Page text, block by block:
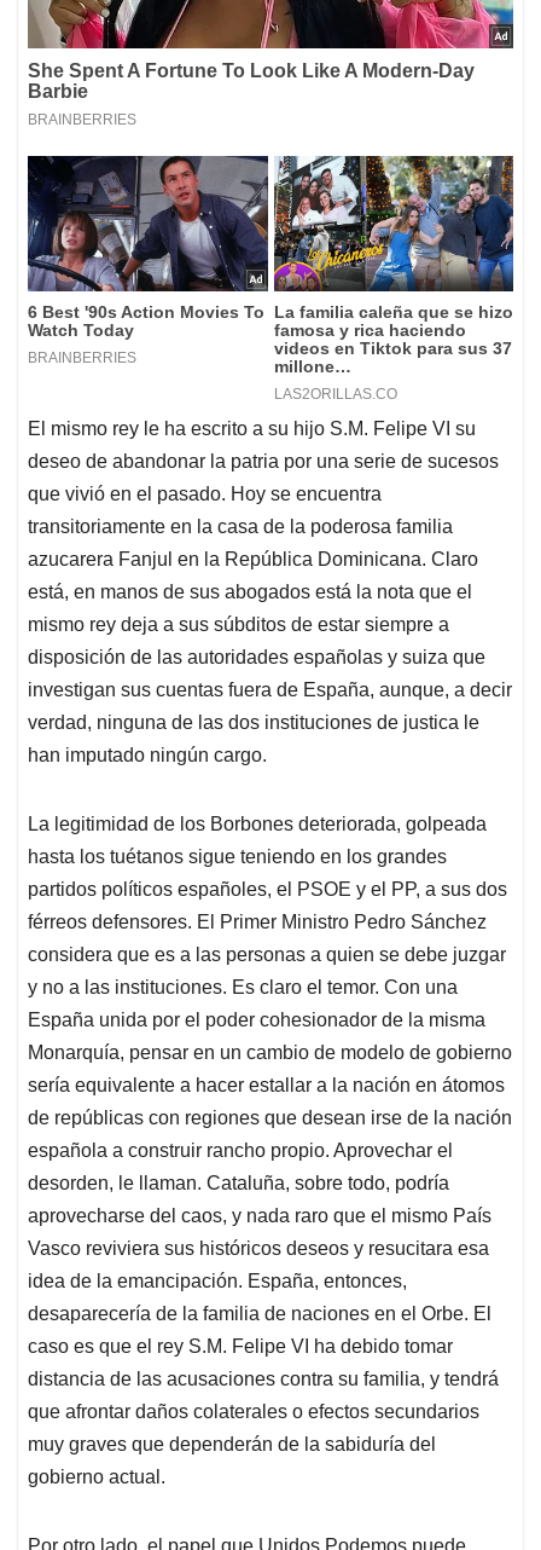
El mismo rey le ha escrito a su hijo S.M. Felipe VI su
deseo de abandonar la patria por una serie de sucesos
que vivió en el pasado. Hoy se encuentra
transitoriamente en la casa de la poderosa familia
azucarera Fanjul en la República Dominicana. Claro
está, en manos de sus abogados está la nota que el
mismo rey deja a sus súbditos de estar siempre a
disposición de las autoridades españolas y suiza que
investigan sus cuentas fuera de España, aunque, a decir
verdad, ninguna de las dos instituciones de justica le
han imputado ningún cargo.
La legitimidad de los Borbones deteriorada, golpeada
hasta los tuétanos sigue teniendo en los grandes
partidos políticos españoles, el PSOE y el PP, a sus dos
férreos defensores. El Primer Ministro Pedro Sánchez
considera que es a las personas a quien se debe juzgar
y no a las instituciones. Es claro el temor. Con una
España unida por el poder cohesionador de la misma
Monarquía, pensar en un cambio de modelo de gobierno
sería equivalente a hacer estallar a la nación en átomos
de repúblicas con regiones que desean irse de la nación
española a construir rancho propio. Aprovechar el
desorden, le llaman. Cataluña, sobre todo, podría
aprovecharse del caos, y nada raro que el mismo País
Vasco reviviera sus históricos deseos y resucitara esa
idea de la emancipación. España, entonces,
desaparecería de la familia de naciones en el Orbe. El
caso es que el rey S.M. Felipe VI ha debido tomar
distancia de las acusaciones contra su familia, y tendrá
que afrontar daños colaterales o efectos secundarios
muy graves que dependerán de la sabiduría del
gobierno actual.
Por otro lado, el papel que Unidos Podemos puede